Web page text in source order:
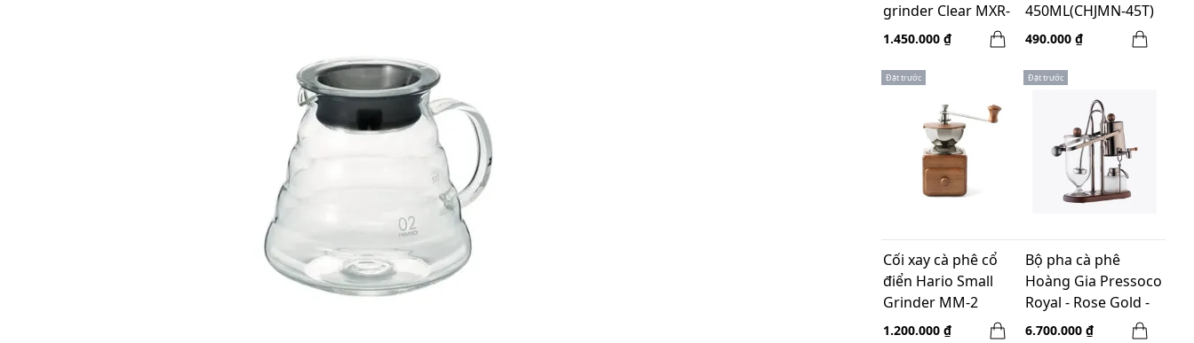
grinder Clear MXR-
2TB
1.450.000 ₫
450ML(CHJMN-45T)
490.000 ₫
Đặt trước
Cối xay cà phê cổ
điển Hario Small
Grinder MM-2
1.200.000 ₫
Đặt trước
Bộ pha cà phê
Hoàng Gia Pressoco
Royal - Rose Gold -
300ml
6.700.000 ₫